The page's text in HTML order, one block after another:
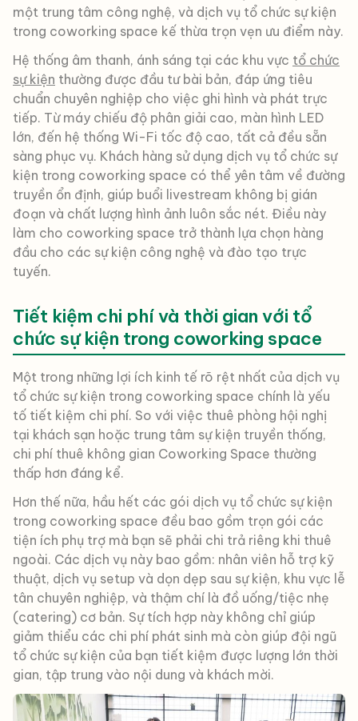
một trung tâm công nghệ, và dịch vụ tổ chức sự kiện
trong coworking space kế thừa trọn vẹn ưu điểm này.
Hệ thống âm thanh, ánh sáng tại các khu vực tổ chức
sự kiện thường được đầu tư bài bản, đáp ứng tiêu
chuẩn chuyên nghiệp cho việc ghi hình và phát trực
tiếp. Từ máy chiếu độ phân giải cao, màn hình LED
lớn, đến hệ thống Wi-Fi tốc độ cao, tất cả đều sẵn
sàng phục vụ. Khách hàng sử dụng dịch vụ tổ chức sự
kiện trong coworking space có thể yên tâm về đường
truyền ổn định, giúp buổi livestream không bị gián
đoạn và chất lượng hình ảnh luôn sắc nét. Điều này
làm cho coworking space trở thành lựa chọn hàng
đầu cho các sự kiện công nghệ và đào tạo trực
tuyến.
Tiết kiệm chi phí và thời gian với tổ
chức sự kiện trong coworking space
Một trong những lợi ích kinh tế rõ rệt nhất của dịch vụ
tổ chức sự kiện trong coworking space chính là yếu
tố tiết kiệm chi phí. So với việc thuê phòng hội nghị
tại khách sạn hoặc trung tâm sự kiện truyền thống,
chi phí thuê không gian Coworking Space thường
thấp hơn đáng kể.
Hơn thế nữa, hầu hết các gói dịch vụ tổ chức sự kiện
trong coworking space đều bao gồm trọn gói các
tiện ích phụ trợ mà bạn sẽ phải chi trả riêng khi thuê
ngoài. Các dịch vụ này bao gồm: nhân viên hỗ trợ kỹ
thuật, dịch vụ setup và dọn dẹp sau sự kiện, khu vực lễ
tân chuyên nghiệp, và thậm chí là đồ uống/tiệc nhẹ
(catering) cơ bản. Sự tích hợp này không chỉ giúp
giảm thiểu các chi phí phát sinh mà còn giúp đội ngũ
tổ chức sự kiện của bạn tiết kiệm được lượng lớn thời
gian, tập trung vào nội dung và khách mời.